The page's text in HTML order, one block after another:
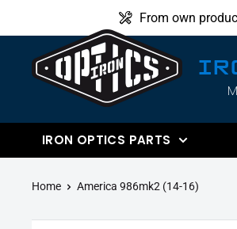
to
content
From own
IRON
IRON OPTICS PARTS
Home America 986mk2 (14-16)